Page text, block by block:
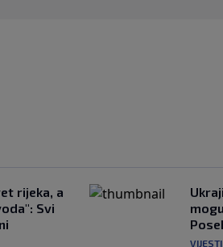
rijeka, a
Svi
VIJESTI